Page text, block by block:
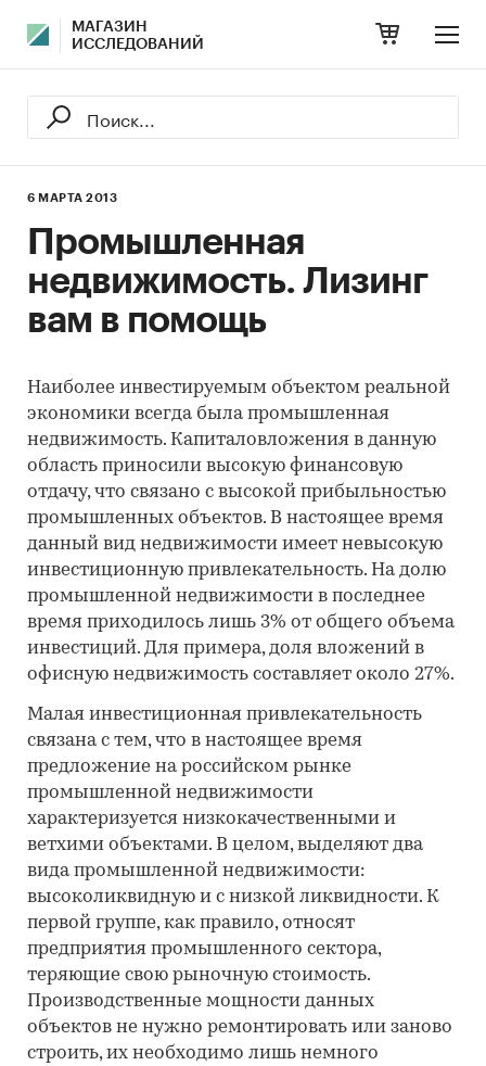
МАГАЗИН
ИССЛЕДОВАНИЙ
6 МАРТА 2013
Промышленная
недвижимость. Лизинг
вам в помощь
Наиболее инвестируемым объектом реальной
экономики всегда была промышленная
недвижимость. Капиталовложения в данную
область приносили высокую финансовую
отдачу, что связано с высокой прибыльностью
промышленных объектов. В настоящее время
данный вид недвижимости имеет невысокую
инвестиционную привлекательность. На долю
промышленной недвижимости в последнее
время приходилось лишь 3% от общего объема
инвестиций. Для примера, доля вложений в
офисную недвижимость составляет около 27%.
Малая инвестиционная привлекательность
связана с тем, что в настоящее время
предложение на российском рынке
промышленной недвижимости
характеризуется низкокачественными и
ветхими объектами. В целом, выделяют два
вида промышленной недвижимости:
высоколиквидную и с низкой ликвидности. К
первой группе, как правило, относят
предприятия промышленного сектора,
теряющие свою рыночную стоимость.
Производственные мощности данных
объектов не нужно ремонтировать или заново
строить, их необходимо лишь немного